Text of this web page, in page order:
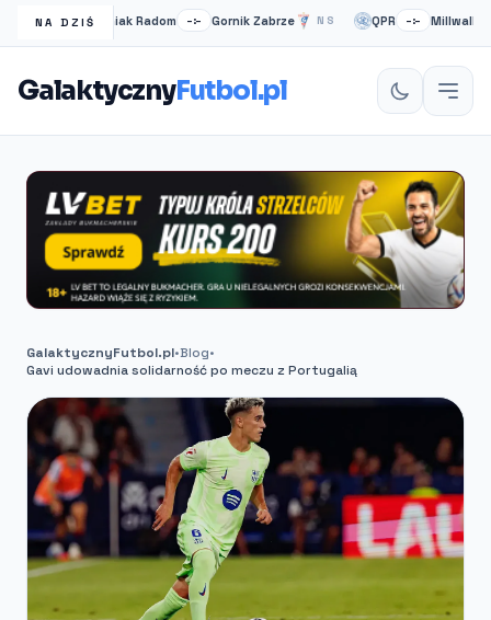
NA DZIŚ
Radomiak Radom –:– Gornik Zabrze NS QPR –:– Millwall
GalaktycznyFutbol.pl
GalaktycznyFutbol.pl•Blog•
Gavi udowadnia solidarność po meczu z Portugalią